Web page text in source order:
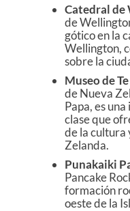
Catedral
de
gótico en la
Wellington,
sobre la
Museo de
de Nueva
Papa, es
clase que
de la cultura
Zelanda.
Punakaiki
Pancake
formación
oeste de la